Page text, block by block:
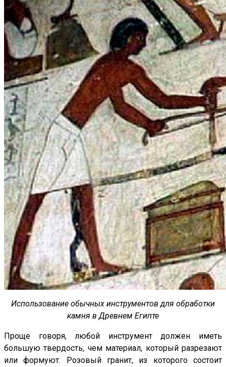
Использование обычных инструментов для обработки
камня в Древнем Египте
Проще говоря, любой инструмент должен иметь
большую твердость, чем материал, который разрезают
или формуют. Розовый гранит, из которого состоит